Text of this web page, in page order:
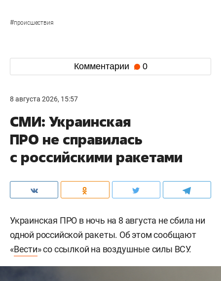
#происшествия
Комментарии 0
8 августа 2026, 15:57
СМИ: Украинская
ПРО не справилась
с российскими ракетами
Украинская ПРО в ночь на 8 августа не сбила ни
одной российской ракеты. Об этом сообщают
«Вести» со ссылкой на воздушные силы ВСУ.